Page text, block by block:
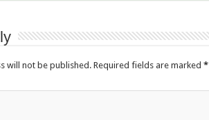
will not be published. Required fields are marked *